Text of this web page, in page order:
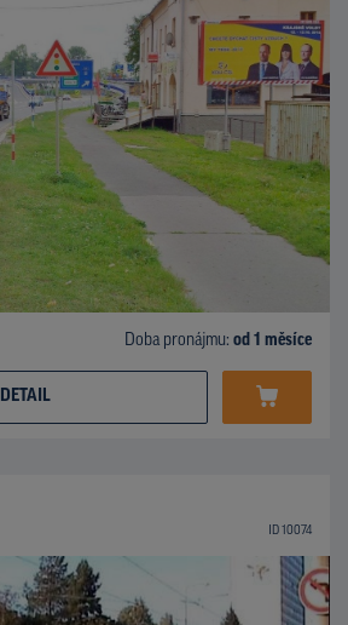
Doba pronájmu: od 1 měsíce
DETAIL
ID 10074